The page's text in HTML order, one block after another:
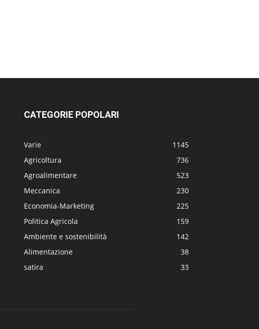
CATEGORIE POPOLARI
Varie
1145
Agricoltura
736
Agroalimentare
523
Meccanica
230
Economia-Marketing
225
Politica Agricola
159
Ambiente e sostenibilità
142
Alimentazione
38
satira
33